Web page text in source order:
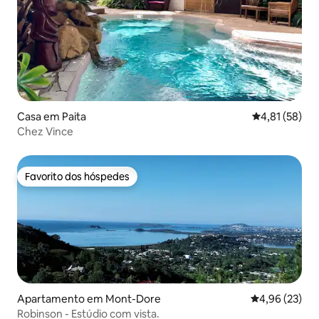
Casa em Paita Classificação
4,81 (58)
Chez Vince
Favorito dos hóspedes
Favorito dos hóspedes
Apartamento em Mont-Dore Classificação
4,96 (23)
Robinson - Estúdio com vista.